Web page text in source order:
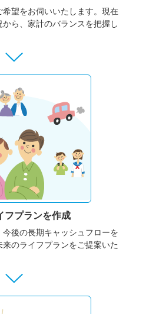
望をお伺いいたします。 現在
ら、家計のバランスを把握し
フプランを作成
後の長期キャッシュフローを
のライフプランをご提案いた